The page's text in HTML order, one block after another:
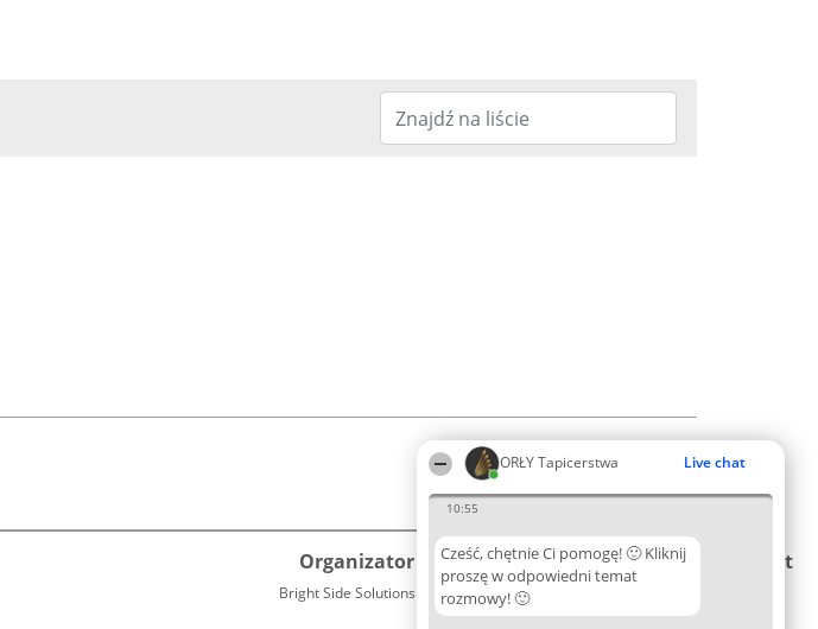
ORŁY Tapicerstwa Live chat
10:55
Cześć, chętnie Ci pomogę! 🙂 Kliknij
proszę w odpowiedni temat
rozmowy! 🙂
Organizator plebiscytu
Bright Side Solutions sp. z o. o. sp. k.
ul. Ruska 22
Plebiscyt
Lista
Kontakt